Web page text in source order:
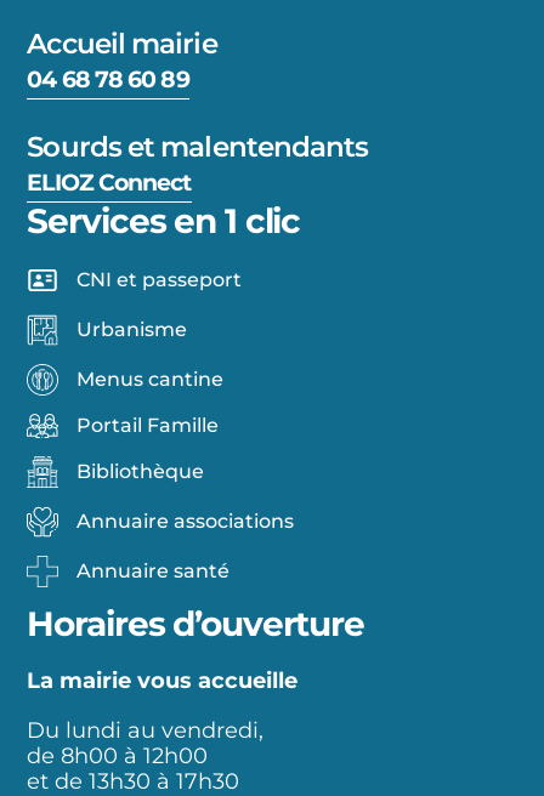
Accueil mairie
04 68 78 60 89
Sourds et malentendants
ELIOZ Connect
Services en 1 clic
CNI et passeport
Urbanisme
Menus cantine
Portail Famille
Bibliothèque
Annuaire associations
Annuaire santé
Horaires d’ouverture
La mairie vous accueille
Du lundi au vendredi,
de 8h00 à 12h00
et de 13h30 à 17h30